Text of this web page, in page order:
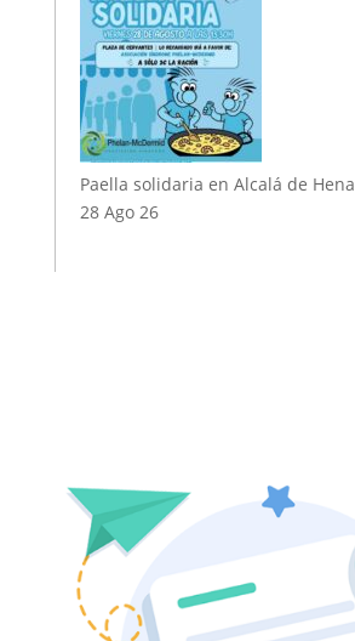
Paella solidaria en Alcalá de
28 Ago 26